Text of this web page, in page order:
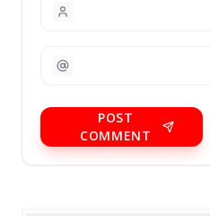
POST
COMMENT